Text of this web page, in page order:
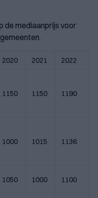
de mediaanprijs voor
2020 2021 2022
1150 1150 1190
1000 1015 1136
1050 1000 1100